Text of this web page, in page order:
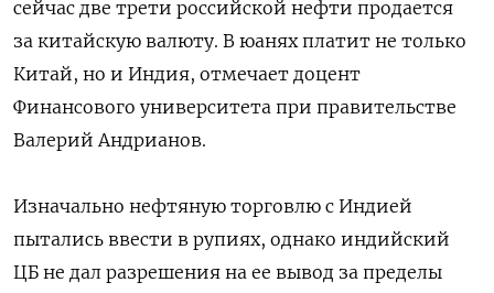
сейчас две трети российской нефти продается
за китайскую валюту. В юанях платит не только
Китай, но и Индия, отмечает доцент
Финансового университета при правительстве
Валерий Андрианов.
Изначально нефтяную торговлю с Индией
пытались ввести в рупиях, однако индийский
ЦБ не дал разрешения на ее вывод за пределы